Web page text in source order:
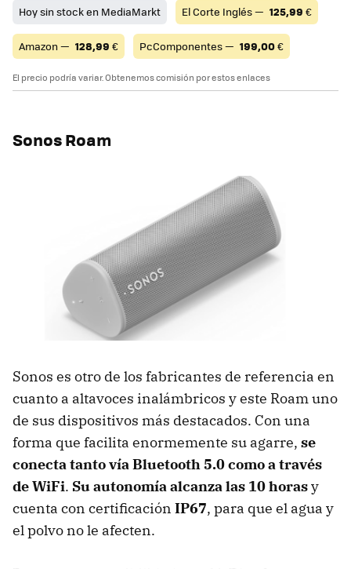
Hoy sin stock en MediaMarkt El Corte Inglés — 125,99 €
Amazon — 128,99 € PcComponentes — 199,00€
El precio podría variar. Obtenemos comisión por estos enlaces
Sonos Roam
Sonos es otro de los fabricantes de referencia en
cuanto a altavoces inalámbricos y este Roam uno
de sus dispositivos más destacados. Con una
forma que facilita enormemente su agarre, se
conecta tanto vía Bluetooth 5.0 como a través
de WiFi. Su autonomía alcanza las 10 horasy
cuenta con certificación IP67, para que el agua y
el polvo no le afecten.